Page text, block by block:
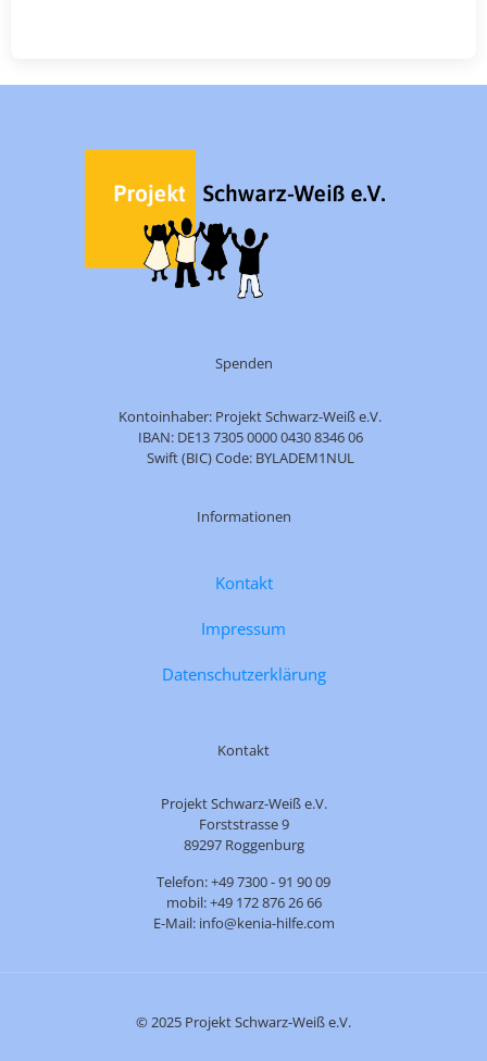
Spenden
Kontoinhaber: Projekt Schwarz-Weiß e.V.
IBAN: DE13 7305 0000 0430 8346 06
Swift (BIC) Code: BYLADEM1NUL
Informationen
Kontakt
Impressum
Datenschutzerklärung
Kontakt
Projekt Schwarz-Weiß e.V.
Forststrasse 9
89297 Roggenburg
Telefon: +49 7300 - 91 90 09
mobil: +49 172 876 26 66
E-Mail: info@kenia-hilfe.com
© 2025 Projekt Schwarz-Weiß e.V.